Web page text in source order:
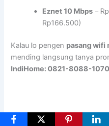
Eznet 10 Mbps –
Rp166.500)
Kalau lo pengen pasang wifi
mending langsung tanya
IndiHome: 0821-8088-1070
Rekomendasi Wifi Murah